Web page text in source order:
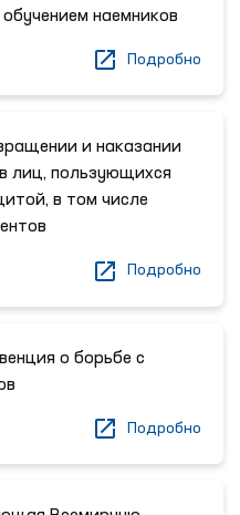
наемников
Подробно
и наказании
лиц, пользующихся
в том числе
Подробно
о борьбе с
Подробно